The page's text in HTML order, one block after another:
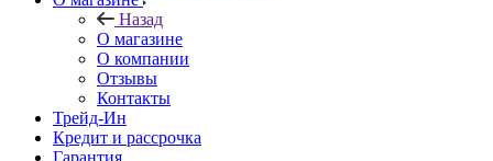
Назад
О магазине
О компании
Отзывы
Контакты
Трейд-Ин
Кредит и рассрочка
Гарантия